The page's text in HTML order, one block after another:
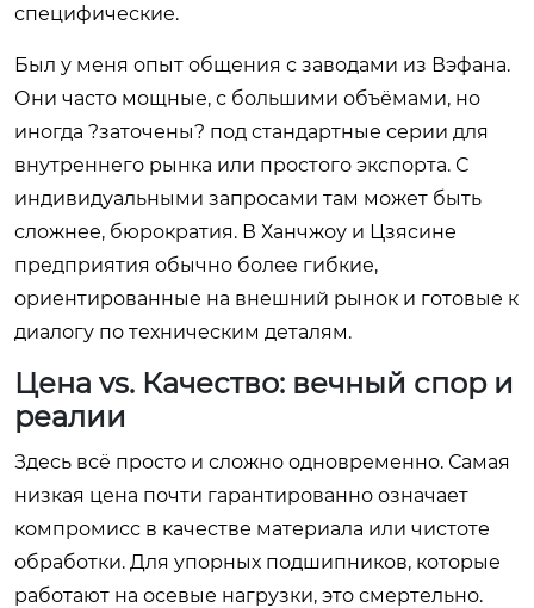
специфические.
Был у меня опыт общения с заводами из Вэфана.
Они часто мощные, с большими объёмами, но
иногда ?заточены? под стандартные серии для
внутреннего рынка или простого экспорта. С
индивидуальными запросами там может быть
сложнее, бюрократия. В Ханчжоу и Цзясине
предприятия обычно более гибкие,
ориентированные на внешний рынок и готовые к
диалогу по техническим деталям.
Цена vs. Качество: вечный спор и
реалии
Здесь всё просто и сложно одновременно. Самая
низкая цена почти гарантированно означает
компромисс в качестве материала или чистоте
обработки. Для упорных подшипников, которые
работают на осевые нагрузки, это смертельно.